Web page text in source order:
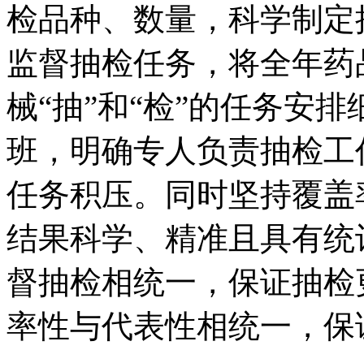
检品种、数量，科学制
监督抽检任务，将全年
械“抽”和“检”的任务安
班，明确专人负责抽检
任务积压。同时坚持覆
结果科学、精准且具有
督抽检相统一，保证抽
率性与代表性相统一，